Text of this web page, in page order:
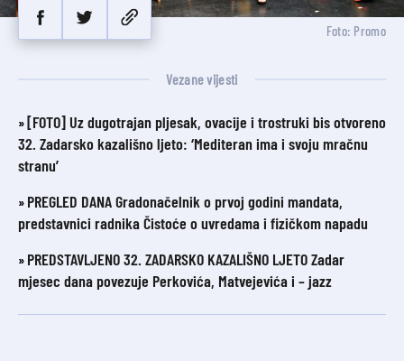
Foto: Promo
Vezane vijesti
[FOTO] Uz dugotrajan pljesak, ovacije i trostruki bis otvoreno
32. Zadarsko kazališno ljeto: ‘Mediteran ima i svoju mračnu
stranu’
PREGLED DANA Gradonačelnik o prvoj godini mandata,
predstavnici radnika Čistoće o uvredama i fizičkom napadu
PREDSTAVLJENO 32. ZADARSKO KAZALIŠNO LJETO Zadar
mjesec dana povezuje Perkovića, Matvejevića i – jazz